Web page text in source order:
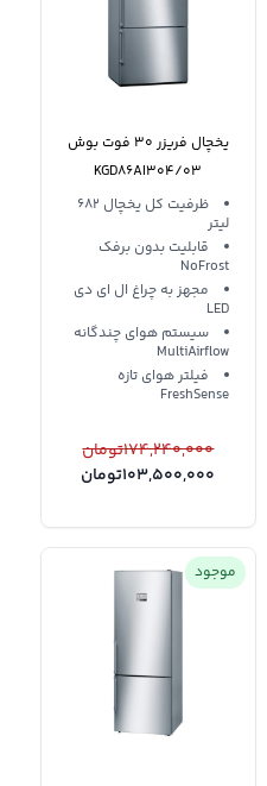
یخچال فریزر 30 فوت بوش
KGD86AI304/03
ظرفیت کل یخچال 682
لیتر
قابلیت بدون برفک
NoFrost
مجهز به چراغ ال ای دی
LED
سیستم هوای چندگانه
MultiAirflow
فیلتر هوای تازه
FreshSense
103,500,000تومان
174,240,000تومان
موجود